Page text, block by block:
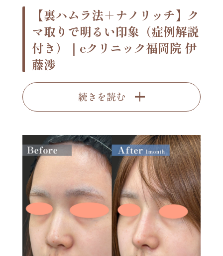
【裏ハムラ法＋ナノリッチ】ク
マ取りで明るい印象（症例解説
付き）｜eクリニック福岡院 伊
藤渉
続きを読む